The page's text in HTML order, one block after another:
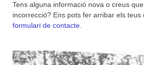
Tens alguna informació nova o creus
incorrecció? Ens pots fer arribar els teus
formulari de contacte.